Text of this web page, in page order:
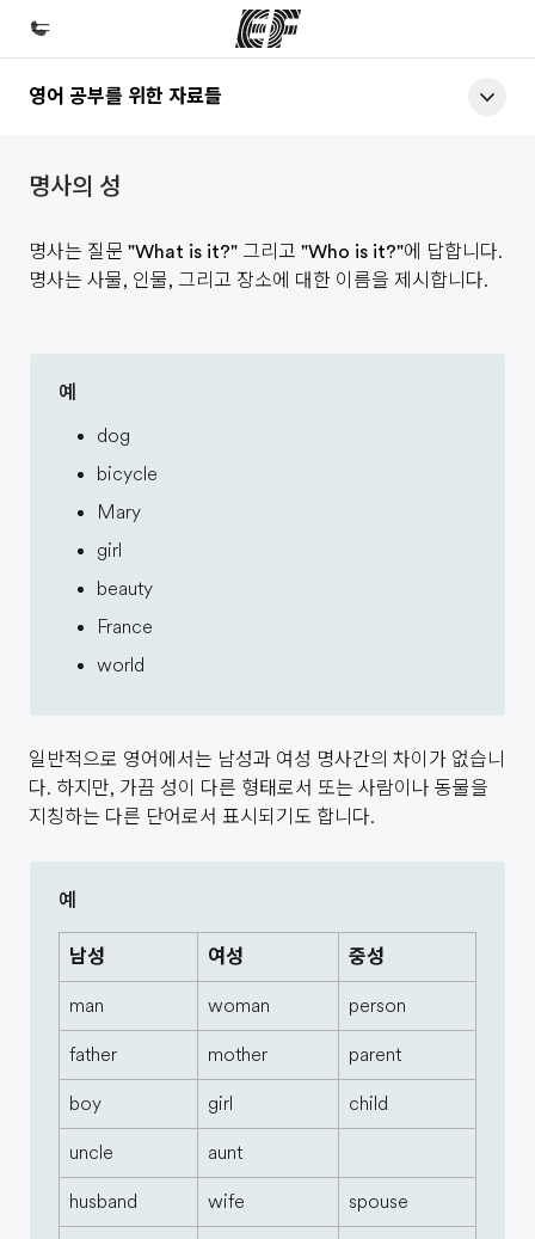
프로그램
제공하는 과정 안내
지사
영어 공부를 위한 자료들
명사의 성
명사는 질문 "What is it?" 그리고 "Who is it?"에 답합니다.
명사는 사물, 인물, 그리고 장소에 대한 이름을 제시합니다.
예
dog
bicycle
Mary
girl
beauty
France
world
일반적으로 영어에서는 남성과 여성 명사간의 차이가 없습니
다. 하지만, 가끔 성이 다른 형태로서 또는 사람이나 동물을
지칭하는 다른 단어로서 표시되기도 합니다.
예
남성 여성 중성
man woman person
father mother parent
boy girl child
uncle aunt
husband wife spouse